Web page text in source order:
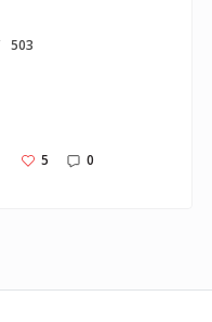
503
5 0